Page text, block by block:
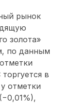
рынок
золота»
по данным
в
отметки